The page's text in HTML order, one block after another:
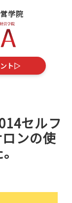
学院
ント▷
セルフ
ンの使